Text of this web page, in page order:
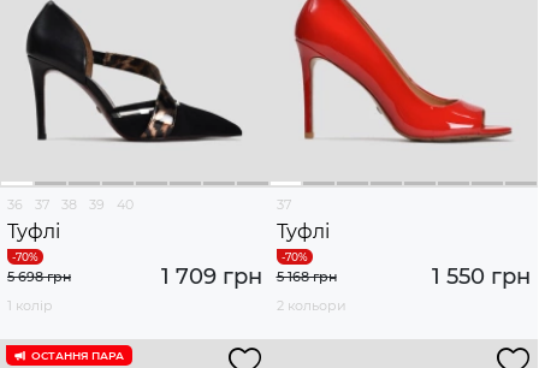
36 37 38 39 40
Туфлі
1 709 грн
5 698 грн
1 колір
37
Туфлі
1 550 грн
5 168 грн
2 кольори
ОСТАННЯ ПАРА